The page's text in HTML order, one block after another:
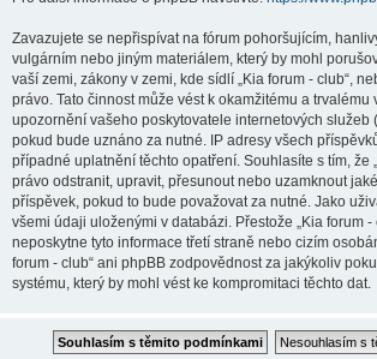
Zavazujete se nepřispívat na fórum pohoršujícím,
vulgárním nebo jiným materiálem, který by mohl
vaší zemi, zákony v zemi, kde sídlí „Kia forum - club“,
právo. Tato činnost může vést k okamžitému a trvalému
upozornění vašeho poskytovatele internetových služeb
pokud bude uznáno za nutné. IP adresy všech
případné uplatnění těchto opatření. Souhlasíte s tím, že
právo odstranit, upravit, přesunout nebo uzamknout
příspěvek, pokud to bude považovat za nutné. Jako
všemi údaji uloženými v databázi. Přestože „Kia forum -
neposkytne tyto informace třetí straně nebo cizím
forum - club“ ani phpBB zodpovědnost za jakýkoliv
systému, který by mohl vést ke kompromitaci těchto dat.